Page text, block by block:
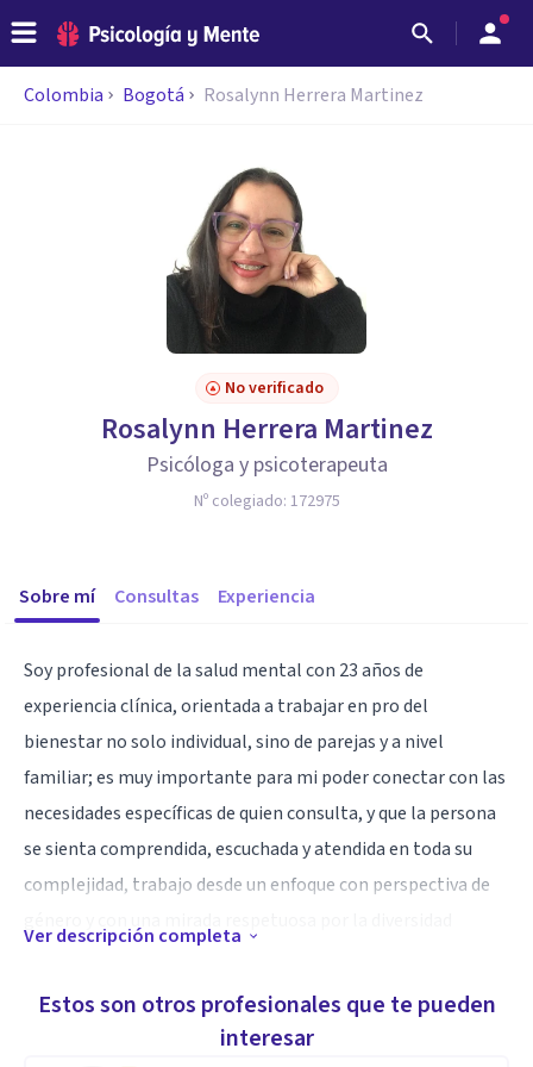
Colombia Bogotá Rosalynn Herrera Martinez
No verificado
Rosalynn Herrera Martinez
Psicóloga y psicoterapeuta
Nº colegiado: 172975
Sobre mí Consultas Experiencia
Soy profesional de la salud mental con 23 años de
experiencia clínica, orientada a trabajar en pro del
bienestar no solo individual, sino de parejas y a nivel
familiar; es muy importante para mi poder conectar con las
necesidades específicas de quien consulta, y que la persona
se sienta comprendida, escuchada y atendida en toda su
complejidad, trabajo desde un enfoque con perspectiva de
A nivel de consulta tengo experiencia con el manejo de
Ver descripción completa
Estos son otros profesionales que te pueden
interesar